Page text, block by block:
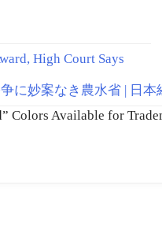
High Court Says
に妙案なき農水省 | 日本
Colors Available for